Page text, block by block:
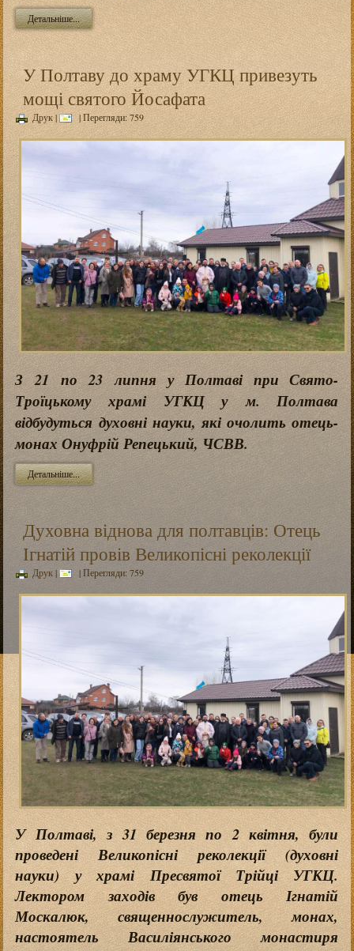
Детальніше...
У Полтаву до храму УГКЦ привезуть
мощі святого Йосафата
Друк| | Перегляди: 759
З 21 по 23 липня у Полтаві при Свято-
Троїцькому храмі УГКЦ у м. Полтава
відбудуться духовні науки, які очолить отець-
монах Онуфрій Репецький, ЧСВВ.
Детальніше...
Духовна віднова для полтавців: Отець
Ігнатій провів Великопісні реколекції
Друк| | Перегляди: 759
У Полтаві, з 31 березня по 2 квітня, були
проведені Великопісні реколекції (духовні
науки) у храмі Пресвятої Трійці УГКЦ.
Лектором заходів був отець Ігнатій
Москалюк, священнослужитель, монах,
настоятель Василіянського монастиря